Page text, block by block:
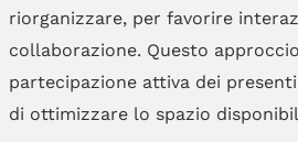
riorganizzare, per favorire
collaborazione. Questo
partecipazione attiva dei
di ottimizzare lo spazio